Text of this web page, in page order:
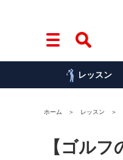
レッスン
ホーム レッスン
【ゴル